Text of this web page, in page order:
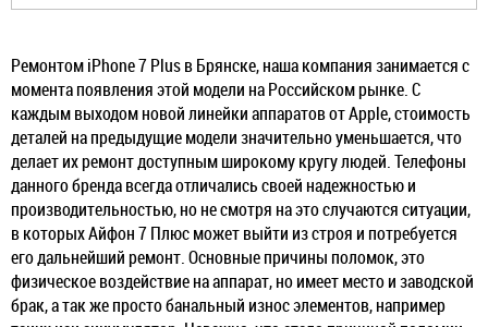
Ремонтом iPhone 7 Plus в Брянске, наша компания занимается с
момента появления этой модели на Российском рынке. С
каждым выходом новой линейки аппаратов от Apple, стоимость
деталей на предыдущие модели значительно уменьшается, что
делает их ремонт доступным широкому кругу людей. Телефоны
данного бренда всегда отличались своей надежностью и
производительностью, но не смотря на это случаются ситуации,
в которых Айфон 7 Плюс может выйти из строя и потребуется
его дальнейший ремонт. Основные причины поломок, это
физическое воздействие на аппарат, но имеет место и заводской
брак, а так же просто банальный износ элементов, например